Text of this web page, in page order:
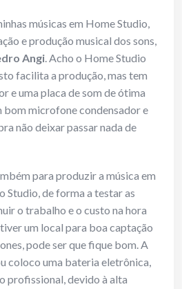
músicas em Home Studio,
e produção musical dos sons,
Angi. Acho o Home Studio
facilita a produção, mas tem
e uma placa de som de ótima
bom microfone condensador e
não deixar passar nada de
para produzir a música em
Studio, de forma a testar as
o trabalho e o custo na hora
um local para boa captação
pode ser que fique bom. A
coloco uma bateria eletrônica,
profissional, devido à alta